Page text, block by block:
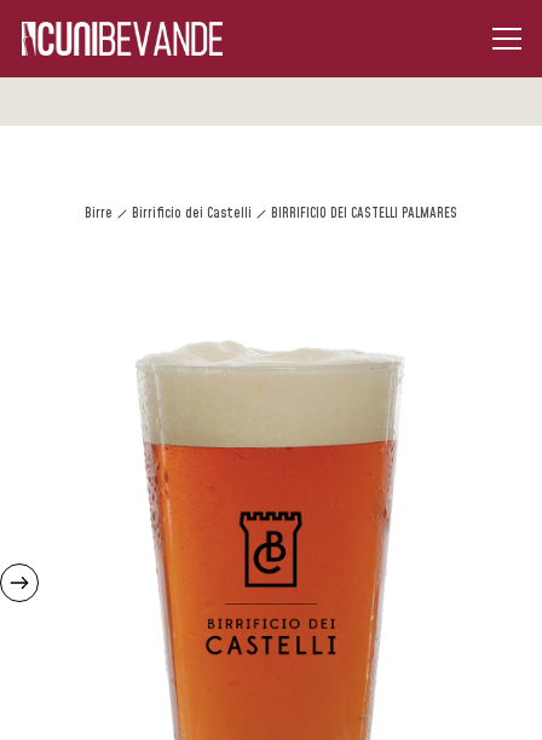
Birre Birrificio dei Castelli BIRRIFICIO DEI CASTELLI PALMARES